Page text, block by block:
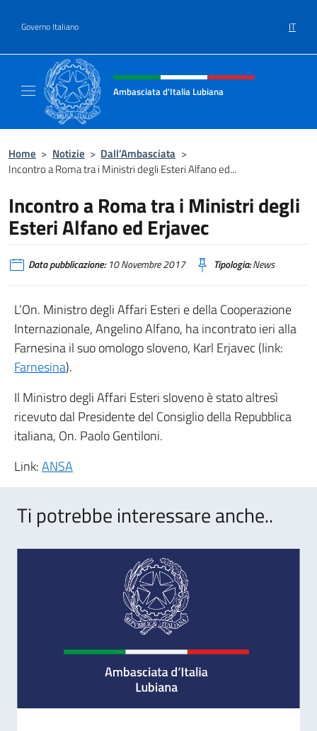
Governo Italiano IT
Intestazione sito, social e menù
Ambasciata d'Italia Lubiana
Home > Notizie > Dall’Ambasciata >
Incontro a Roma tra i Ministri degli Esteri Alfano ed...
Incontro a Roma tra i Ministri degli
Esteri Alfano ed Erjavec
Data pubblicazione:10 Novembre 2017 Tipologia:News
L’On. Ministro degli Affari Esteri e della Cooperazione
Internazionale, Angelino Alfano, ha incontrato ieri alla
Farnesina il suo omologo sloveno, Karl Erjavec (link:
Farnesina).
Il Ministro degli Affari Esteri sloveno è stato altresì
ricevuto dal Presidente del Consiglio della Repubblica
italiana, On. Paolo Gentiloni.
Link:ANSA
Ti potrebbe interessare anche..